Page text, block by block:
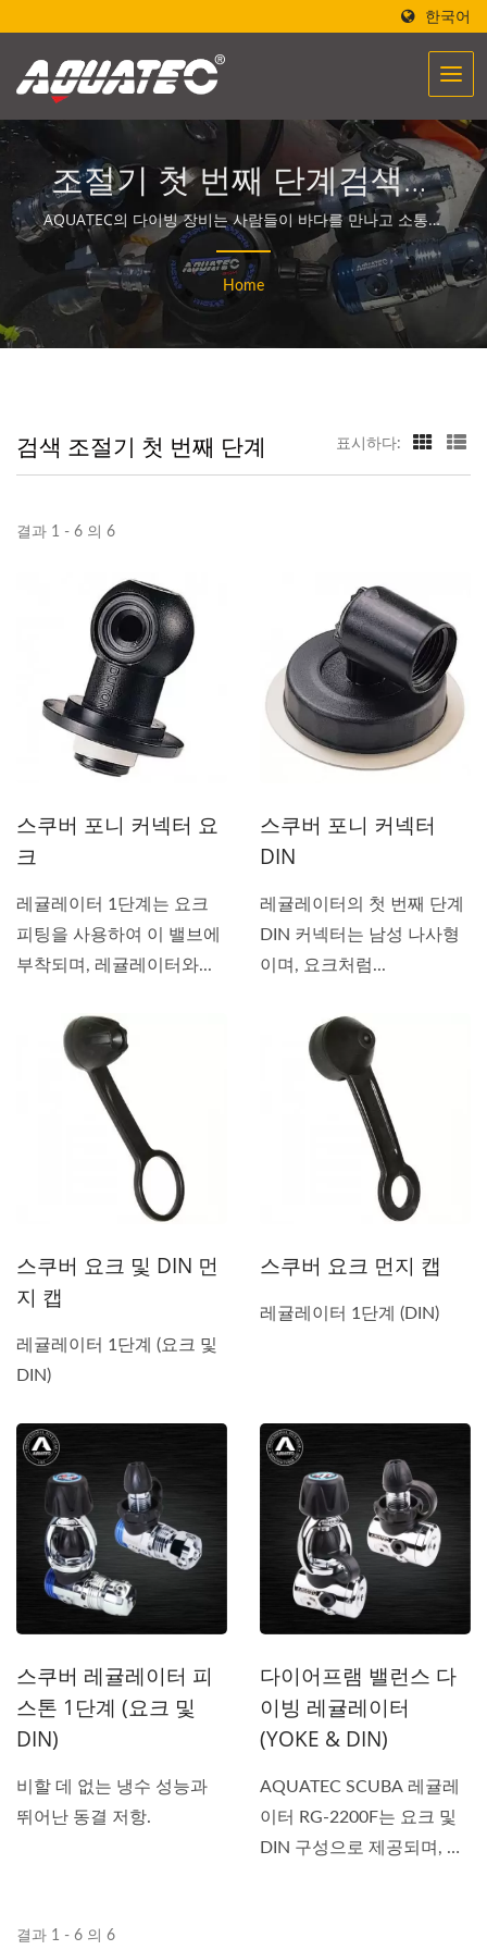
한국어
조절기 첫 번째 단계검색됨
| 40년 이상의 스쿠버 장비
및 장비 제조업체 | SCUBA
AQUATEC
AQUATEC의 다이빙 장비는 사람들이 바다를 만나고 소통할
수 있도록 돕는 힘을 만들어냅니다.
Home
검색 조절기 첫 번째 단계 표시하다:
결과 1 - 6 의 6
스쿠버 포니 커넥터 요
크
레귤레이터 1단계는 요크
피팅을 사용하여 이 밸브에
부착되며, 레귤레이터와...
스쿠버 포니 커넥터
DIN
레귤레이터의 첫 번째 단계
DIN 커넥터는 남성 나사형
이며, 요크처럼...
스쿠버 요크 및 DIN 먼
지 캡
레귤레이터 1단계 (요크 및
DIN)
스쿠버 요크 먼지 캡
레귤레이터 1단계 (DIN)
스쿠버 레귤레이터 피
스톤 1단계 (요크 및
DIN)
비할 데 없는 냉수 성능과
뛰어난 동결 저항.
다이어프램 밸런스 다
이빙 레귤레이터
(YOKE & DIN)
AQUATEC SCUBA 레귤레
이터 RG-2200F는 요크 및
DIN 구성으로 제공되며, 여
결과 1 - 6 의 6